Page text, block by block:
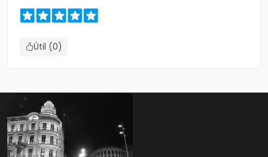
Útil (0)